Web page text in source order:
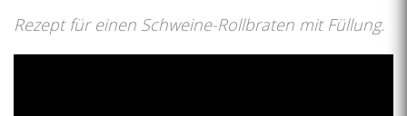
Rezept für einen Schweine-Rollbraten mit Füllung.